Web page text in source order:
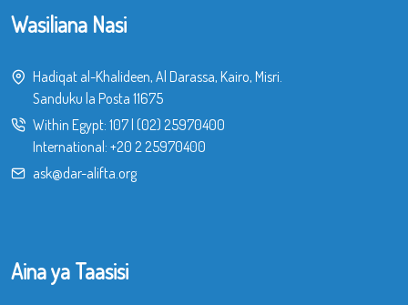
Wasiliana Nasi
Hadiqat al-Khalideen, Al Darassa, Kairo, Misri.
Sanduku la Posta 11675
Within Egypt: 107| (02) 25970400
International: +20 2 25970400
ask@dar-alifta.org
Aina ya Taasisi